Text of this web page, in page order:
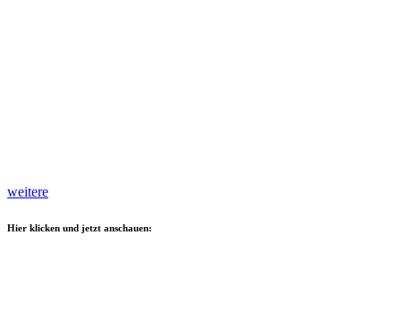
weitere
Hier klicken und jetzt anschauen: